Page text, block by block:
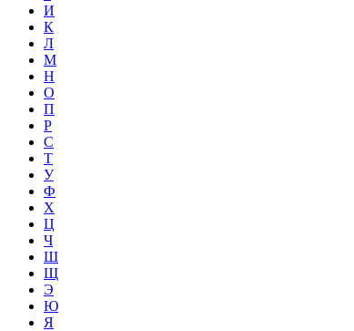
И
К
Л
М
Н
О
П
Р
С
Т
У
Ф
Х
Ц
Ч
Ш
Щ
Э
Ю
Я